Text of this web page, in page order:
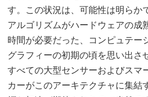
す。この状況は、可能性は明らか
アルゴリズムがハードウェアの成
時間が必要だった、コンピュテー
グラフィーの初期の頃を思い出さ
すべての大型センサーおよびスマ
カーがこのアーキテクチャに集結